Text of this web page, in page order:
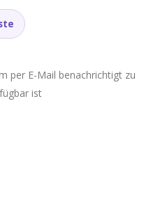
per E-Mail benachrichtigt zu
ist